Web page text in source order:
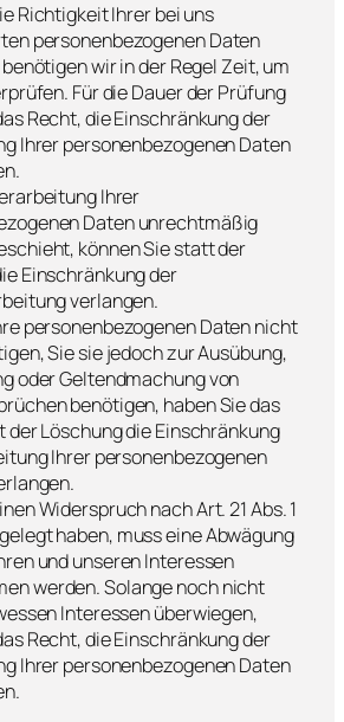
Richtigkeit Ihrer bei uns
personenbezogenen Daten
wir in der Regel Zeit, um
Für die Dauer der Prüfung
Recht, die Einschränkung der
Ihrer personenbezogenen Daten
Ihrer
Daten unrechtmäßig
können Sie statt der
Einschränkung der
verlangen.
personenbezogenen Daten nicht
Sie sie jedoch zur Ausübung,
oder Geltendmachung von
benötigen, haben Sie das
der Löschung die Einschränkung
Ihrer personenbezogenen
Widerspruch nach Art. 21 Abs. 1
haben, muss eine Abwägung
und unseren Interessen
werden. Solange noch nicht
Interessen überwiegen,
Recht, die Einschränkung der
Ihrer personenbezogenen Daten